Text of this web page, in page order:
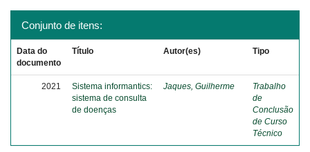
Conjunto de itens:
Data do
documento
Título Autor(es) Tipo
2021
Sistema informantics:
sistema de consulta
de doenças
Jaques, Guilherme
Trabalho
de
Conclusão
de Curso
Técnico